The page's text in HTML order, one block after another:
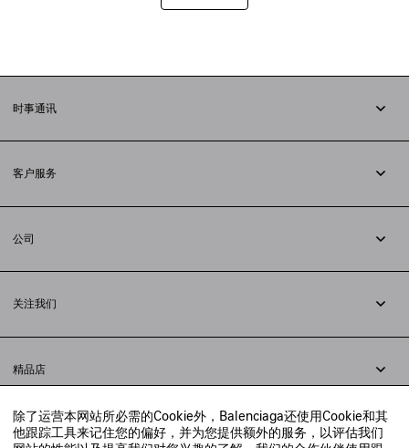
除了运营本网站所必需的Cookie外，Balenciaga还使用Cookie和其
他跟踪工具来记住您的偏好，并为您提供额外的服务，以评估我们
时事通讯
客户服务
配送方式
支付
常见问题解答
公司
法律问题
联合国世界粮食计划署
举报平台
关注我们
小红书
精品店
寻找附近的精品店
实时聊天客服